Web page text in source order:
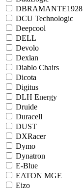
DBRAMANTE1928
DCU Technologic
Deepcool
DELL
Devolo
Dexlan
Diablo Chairs
Dicota
Digitus
DLH Energy
Druide
Duracell
DUST
DXRacer
Dymo
Dynatron
E-Blue
EATON MGE
Eizo